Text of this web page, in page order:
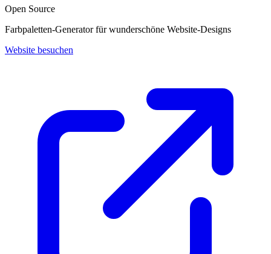
Open Source
Farbpaletten-Generator für wunderschöne Website-Designs
Website besuchen